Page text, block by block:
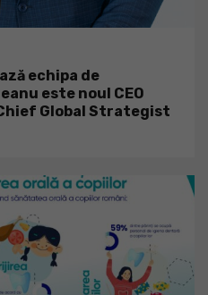
echipa de
este noul CEO
Global Strategist